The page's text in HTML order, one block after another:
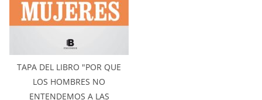
TAPA DEL LIBRO "POR QUE
LOS HOMBRES NO
ENTENDEMOS A LAS